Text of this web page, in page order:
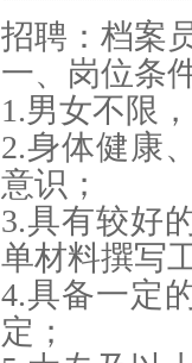
招聘：档案
一、 岗位条
1.男女不限
2.身体健康
意识；
3.具有较好
单材料撰写
4.具备一定
定；